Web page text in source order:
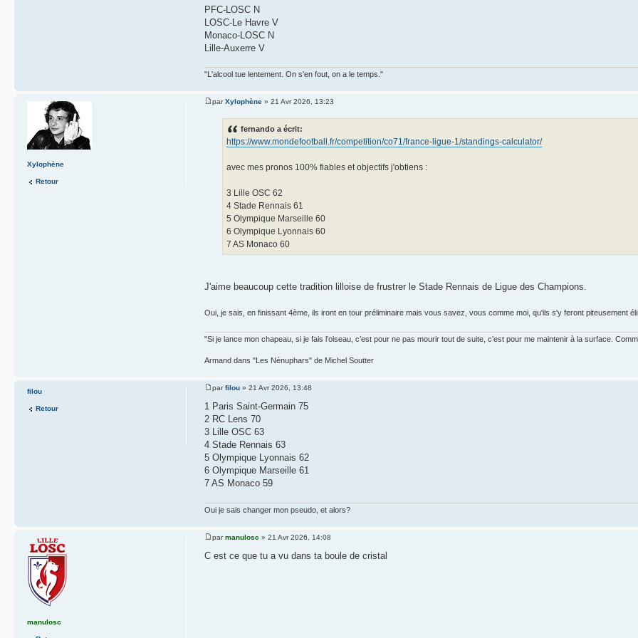
PFC-LOSC N
LOSC-Le Havre V
Monaco-LOSC N
Lille-Auxerre V
"L'alcool tue lentement. On s'en fout, on a le temps."
parXylophène» 21 Avr 2026, 13:23
fernando a écrit:
https://www.mondefootball.fr/competition/co71/france-ligue-1/standings-calculator/
avec mes pronos 100% fiables et objectifs j'obtiens :
3 Lille OSC 62
4 Stade Rennais 61
5 Olympique Marseille 60
6 Olympique Lyonnais 60
7 AS Monaco 60
J'aime beaucoup cette tradition lilloise de frustrer le Stade Rennais de Ligue des Champions.
Oui, je sais, en finissant 4ème, ils iront en tour préliminaire mais vous savez, vous comme moi, qu'ils s'y feront piteusement
"Si je lance mon chapeau, si je fais l’oiseau, c’est pour ne pas mourir tout de suite, c’est pour me maintenir à la surface.
Armand dans "Les Nénuphars" de Michel Soutter
Xylophène
Retour
parfilou» 21 Avr 2026, 13:48
1 Paris Saint-Germain 75
2 RC Lens 70
3 Lille OSC 63
4 Stade Rennais 63
5 Olympique Lyonnais 62
6 Olympique Marseille 61
7 AS Monaco 59
Oui je sais changer mon pseudo, et alors?
filou
Retour
parmanulosc » 21 Avr 2026, 14:08
C est ce que tu a vu dans ta boule de cristal
manulosc